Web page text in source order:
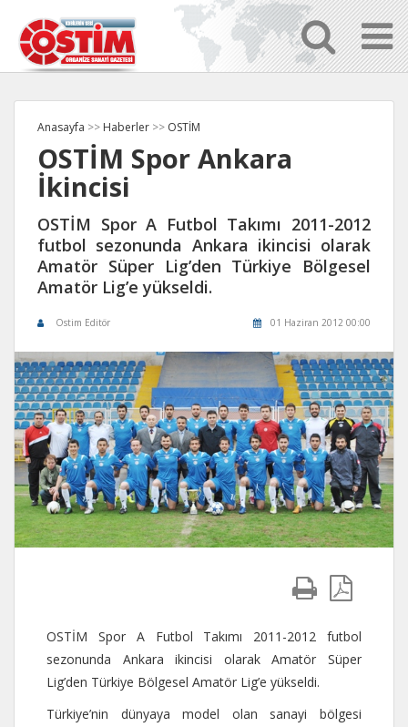
Anasayfa >> Haberler >> OSTİM
OSTİM Spor Ankara
İkincisi
OSTİM Spor A Futbol Takımı 2011-2012
futbol sezonunda Ankara ikincisi olarak
Amatör Süper Lig’den Türkiye Bölgesel
Amatör Lig’e yükseldi.
Ostim Editör 01 Haziran 2012 00:00
OSTİM Spor A Futbol Takımı 2011-2012 futbol
sezonunda Ankara ikincisi olarak Amatör Süper
Lig’den Türkiye Bölgesel Amatör Lig’e yükseldi.
Türkiye’nin dünyaya model olan sanayi bölgesi